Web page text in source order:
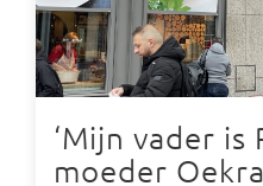
‘Mijn vader is
moeder